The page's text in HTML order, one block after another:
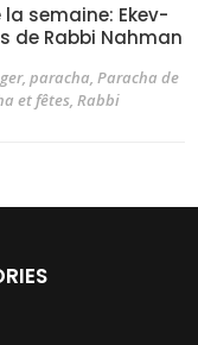
semaine: Ekev-
de Rabbi Nahman
, paracha, Paracha de
et fêtes, Rabbi